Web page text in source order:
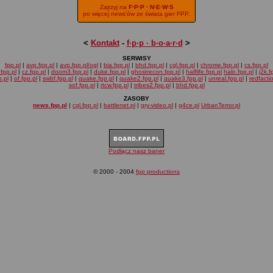
Zajrzyj na F·P·P · N·E·W·S
po więcej news'ów ze świata gier FPP.
< Kontakt- f·p·p · b·o·a·r·d >
SERWISY
fpp.pl | avp.fpp.pl | avp.fpp.pl/ogl | bia.fpp.pl | bhd.fpp.pl | cgl.fpp.pl | chrome.fpp.pl | cs.fpp.pl
| cz.fpp.pl | doom3.fpp.pl | duke.fpp.pl | ghostrecon.fpp.pl | halflife.fpp.pl halo.fpp.pl |
| of.fpp.pl| swbf.fpp.pl| quake.fpp.pl| quake2.fpp.pl| quake3.fpp.pl| unreal.fpp.pl|
sof.fpp.pl| rtcw.fpp.pl| tribes2.fpp.pl| bhd.fpp.pl
ZASOBY
news.fpp.pl | cgl.fpp.pl | battlenet.pl | gry-video.pl | g4ce.pl UrbanTerror.pl
Podłącz nasz baner
© 2000 - 2004 fpp productions